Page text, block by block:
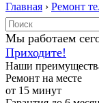
Главная › Ремонт
Мы работаем
Приходите!
Наши
Ремонт на месте
от 15 минут